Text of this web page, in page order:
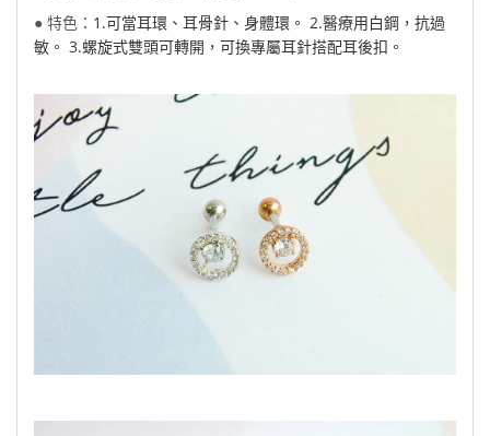
● 特色： 1.可當耳環、耳骨針、身體環。 2.醫療用白鋼，抗過
敏。 3.螺旋式雙頭可轉開，可換專屬耳針搭配耳後扣。